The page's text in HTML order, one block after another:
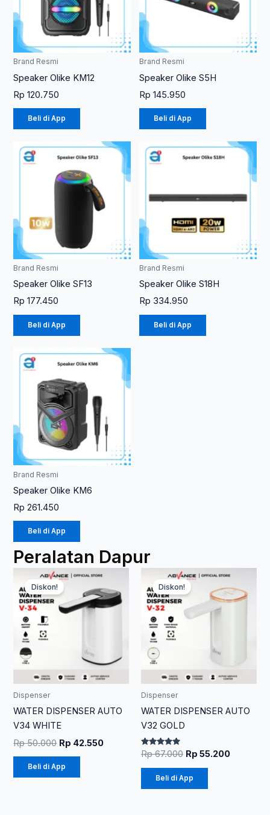
Brand Resmi
Speaker Olike KM12
Rp 120.750
Beli di App
Brand Resmi
Speaker Olike S5H
Rp 145.950
Beli di App
Brand Resmi
Speaker Olike SF13
Rp 177.450
Beli di App
Brand Resmi
Speaker Olike S18H
Rp 334.950
Beli di App
Brand Resmi
Speaker Olike KM6
Rp 261.450
Beli di App
Peralatan Dapur
Diskon!
Dispenser
WATER DISPENSER AUTO
V34 WHITE
Rp50.000
Harga
aslinya
adalah:
Rp 50.000.
Rp 42.550
ini
adalah:
Beli di App
Diskon!
Dispenser
WATER DISPENSER AUTO
V32 GOLD
Dinilai
5.00
dari 5
Rp67.000
Harga
aslinya
adalah:
Rp 67.000.
Rp 55.200
Harga
ini
adalah:
Beli di App